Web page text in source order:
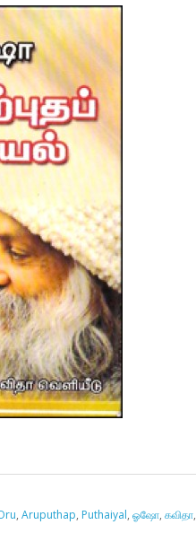
, Aruputhap, Puthaiyal, ஓஷோ, கவிதா,